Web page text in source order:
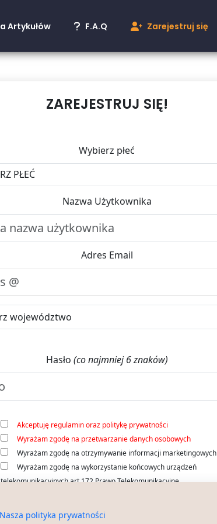
Artykułów F.A.Q Zarejestruj się
ZAREJESTRUJ SIĘ!
Wybierz płeć
Nazwa Użytkownika
Adres Email
Hasło (co najmniej 6 znaków)
Akceptuję regulamin oraz politykę prywatności
Wyrażam zgodę na przetwarzanie danych osobowych
Wyrażam zgodę na otrzymywanie informacji marketingowych
Wyrażam zgodę na wykorzystanie końcowych urządzeń
telekomunikacyjnych art.172 Prawo Telekomunikacyjne
Nasza polityka prywatności